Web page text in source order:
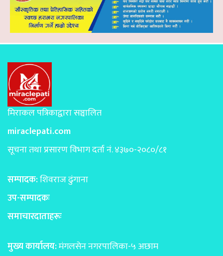
मिराकल पत्रिकाद्वारा सञ्चालित
miraclepati.com
सूचना तथा प्रसारण विभाग दर्ता नं. ४३७०-२०८०/८१
सम्पादक:शिवराज ढुंगाना
उप-सम्पादकः
समाचारदाताहरूः
मुख्य कार्यालय:मंगलसेन नगरपालिका-५ अछाम